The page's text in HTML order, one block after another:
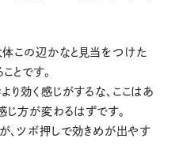
体この辺かなと見当をつけた
とです。
り効く感じがするな、ここはあ
じ方が変わるはずです。
、ツボ押しで効きめが出やす